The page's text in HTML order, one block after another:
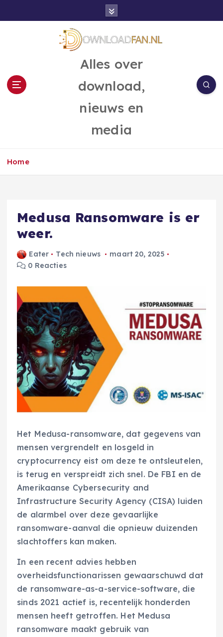
Alles over
download,
nieuws en
media
Home
Medusa Ransomware is er
weer.
Eater Tech nieuws
maart 20, 2025
0 Reacties
Het Medusa-ransomware, dat gegevens van
mensen vergrendelt en losgeld in
cryptocurrency eist om deze te ontsleutelen,
is terug en verspreidt zich snel. De FBI en de
Amerikaanse Cybersecurity and
Infrastructure Security Agency (CISA) luiden
de alarmbel over deze gevaarlijke
ransomware-aanval die opnieuw duizenden
slachtoffers kan maken.
In een recent advies hebben
overheidsfunctionarissen gewaarschuwd dat
de ransomware-as-a-service-software, die
sinds 2021 actief is, recentelijk honderden
mensen heeft getroffen. Het Medusa
ransomware maakt gebruik van